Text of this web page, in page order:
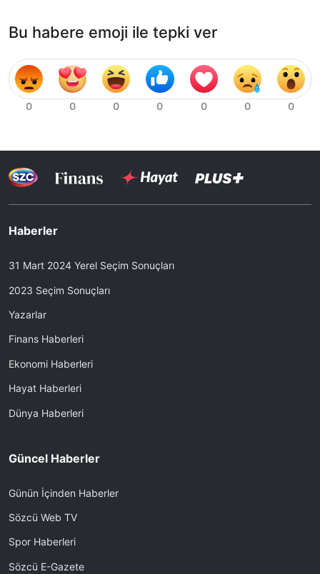
Bu habere emoji ile tepki ver
Haberler
31 Mart 2024 Yerel Seçim Sonuçları
2023 Seçim Sonuçları
Yazarlar
Finans Haberleri
Ekonomi Haberleri
Hayat Haberleri
Dünya Haberleri
Güncel Haberler
Günün İçinden Haberler
Sözcü Web TV
Spor Haberleri
Sözcü E-Gazete